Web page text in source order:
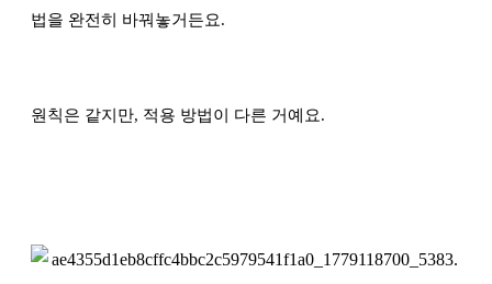
법을 완전히 바꿔놓거든요.
원칙은 같지만, 적용 방법이 다른 거예요.